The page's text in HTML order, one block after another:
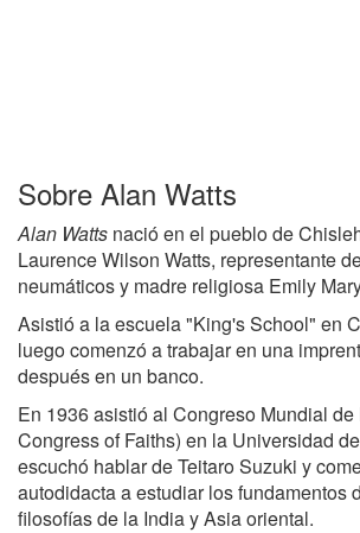
Sobre Alan Watts
Alan Watts nació en el pueblo de
Laurence Wilson Watts, representante
neumáticos y madre religiosa Emily
Asistió a la escuela "King's School" en
luego comenzó a trabajar en una
después en un banco.
En 1936 asistió al Congreso Mundial
Congress of Faiths) en la Universidad
escuchó hablar de Teitaro Suzuki y
autodidacta a estudiar los fundamentos
filosofías de la India y Asia oriental.